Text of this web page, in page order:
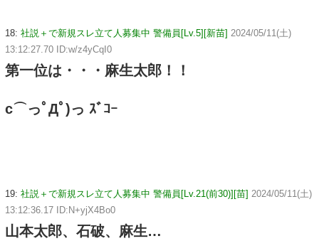
18: 社説＋で新規スレ立て人募集中 警備員[Lv.5][新苗] 2024/05/11(土)
13:12:27.70 ID:w/z4yCqI0
第一位は・・・麻生太郎！！
c⌒っﾟДﾟ)っ ｽﾞｺｰ
19: 社説＋で新規スレ立て人募集中 警備員[Lv.21(前30)][苗] 2024/05/11(土)
13:12:36.17 ID:N+yjX4Bo0
山本太郎、石破、麻生…